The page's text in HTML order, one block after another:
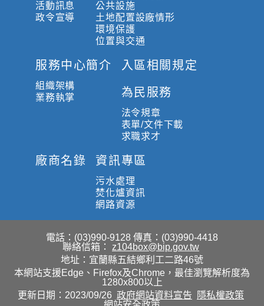
活動訊息
政令宣導
公共設施
土地配置設廠情形
環境保護
位置與交通
服務中心簡介
組織架構
業務執掌
入區相關規定
為民服務
法令規章
表單/文件下載
求職求才
廠商名錄 資訊專區
污水處理
焚化爐資訊
網路資源
電話：(03)990-9128 傳真：(03)990-4418
聯絡信箱：
z104box@bip.gov.tw
地址：宜蘭縣五結鄉利工二路46號
本網站支援Edge、Firefox及Chrome，最佳瀏覽解析度為
1280x800以上
更新日期：2023/09/26 政府網站資料宣告
隱私權政策